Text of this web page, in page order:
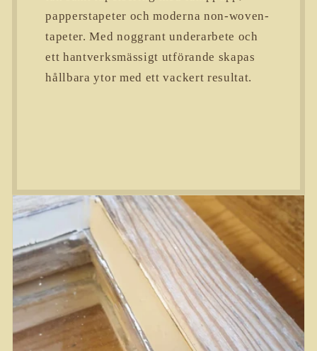
papperstapeter och moderna non-woven-
tapeter. Med noggrant underarbete och
ett hantverksmässigt utförande skapas
hållbara ytor med ett vackert resultat.